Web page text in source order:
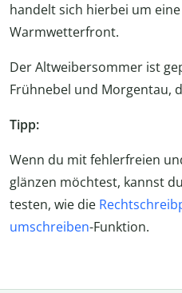
handelt sich hierbei um
Warmwetterfront.
Der Altweibersommer ist
Frühnebel und Morgentau,
Tipp:
Wenn du mit fehlerfreien
glänzen möchtest, kannst
testen, wie die
umschreiben-Funktion.